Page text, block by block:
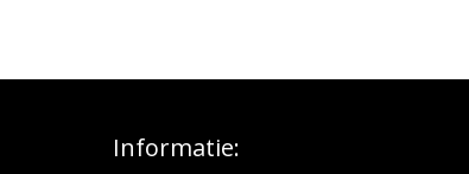
Informatie: